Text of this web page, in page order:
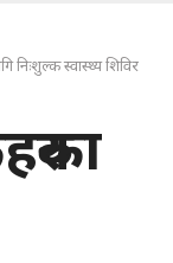
निःशुल्क स्वास्थ्य शिविर